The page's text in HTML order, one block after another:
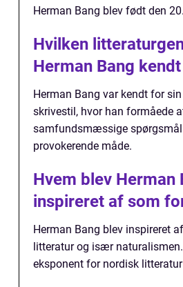
Herman Bang blev født den
Hvilken
Herman Bang
Herman Bang var kendt for
skrivestil, hvor han formåede
samfundsmæssige
provokerende måde.
Hvem blev Herman
inspireret af som
Herman Bang blev inspireret
litteratur og især
eksponent for nordisk